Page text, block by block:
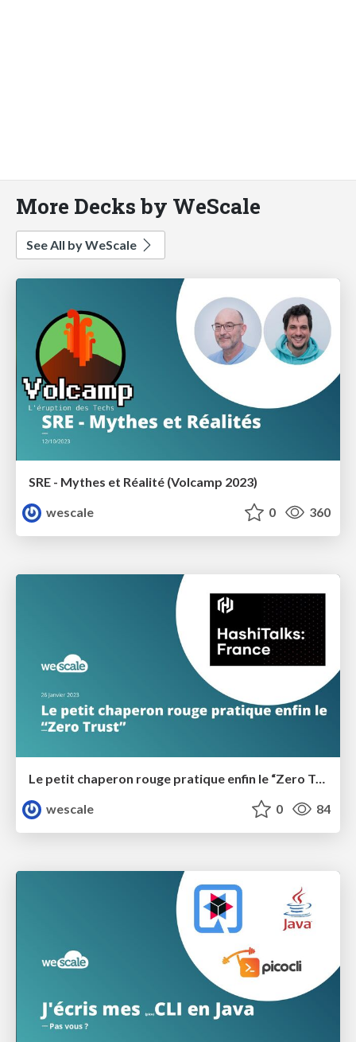
More Decks by WeScale
See All by WeScale
SRE - Mythes et Réalité (Volcamp 2023)
wescale
0 360
wescale
0 84